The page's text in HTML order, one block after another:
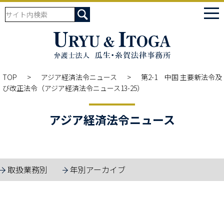
TOP アジア経済法令ニュース
第2-1 中国 主要新法令及
び改正法令（アジア経済法令ニュース13-25）
アジア経済法令ニュース
取扱業務別 年別アーカイブ